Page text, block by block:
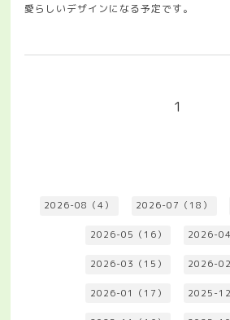
愛らしいデザインになる予定です。
1
2026-08（4） 2026-07（18）
2026-05（16） 2026-04
2026-03（15） 2026-02
2026-01（17） 2025-12